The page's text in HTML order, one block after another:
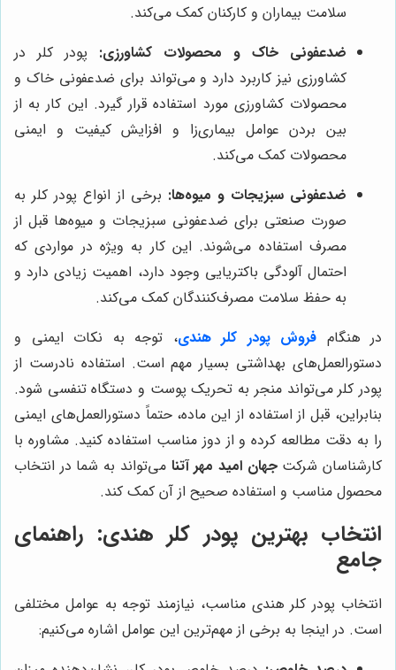
سلامت بیماران و کارکنان کمک می‌کند.
ضدعفونی خاک و محصولات کشاورزی: پودر کلر در
کشاورزی نیز کاربرد دارد و می‌تواند برای ضدعفونی خاک و
محصولات کشاورزی مورد استفاده قرار گیرد. این کار به از
بین بردن عوامل بیماری‌زا و افزایش کیفیت و ایمنی
محصولات کمک می‌کند.
ضدعفونی سبزیجات و میوه‌ها: برخی از انواع پودر کلر به
صورت صنعتی برای ضدعفونی سبزیجات و میوه‌ها قبل از
مصرف استفاده می‌شوند. این کار به ویژه در مواردی که
احتمال آلودگی باکتریایی وجود دارد، اهمیت زیادی دارد و
به حفظ سلامت مصرف‌کنندگان کمک می‌کند.
در هنگام فروش پودر کلر هندی، توجه به نکات ایمنی و
دستورالعمل‌های بهداشتی بسیار مهم است. استفاده نادرست از
پودر کلر می‌تواند منجر به تحریک پوست و دستگاه تنفسی شود.
بنابراین، قبل از استفاده از این ماده، حتماً دستورالعمل‌های ایمنی
را به دقت مطالعه کرده و از دوز مناسب استفاده کنید. مشاوره با
کارشناسان شرکتجهان امید مهر آتنا می‌تواند به شما در انتخاب
محصول مناسب و استفاده صحیح از آن کمک کند.
انتخاب بهترین پودر کلر هندی: راهنمای
جامع
انتخاب پودر کلر هندی مناسب، نیازمند توجه به عوامل مختلفی
است. در اینجا به برخی از مهم‌ترین این عوامل اشاره می‌کنیم: